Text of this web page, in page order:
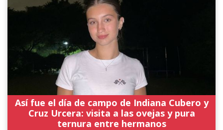
Así fue el día de campo de Indiana Cubero y
Cruz Urcera: visita a las ovejas y pura
ternura entre hermanos